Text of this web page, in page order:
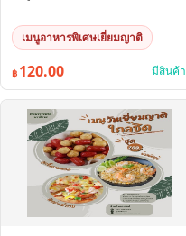
เมนูอาหารพิเศษเยี่ยมญาติ
฿ 120.00 มีสินค้า